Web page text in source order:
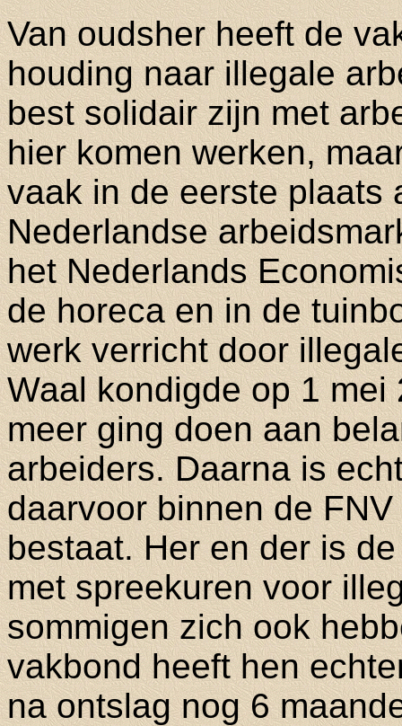
Van oudsher heeft de
houding naar illegale
best solidair zijn met
hier komen werken,
vaak in de eerste plaats
Nederlandse
het Nederlands
de horeca en in de
werk verricht door
Waal kondigde op 1
meer ging doen aan
arbeiders. Daarna is
daarvoor binnen de
bestaat. Her en der is
met spreekuren voor
sommigen zich ook
vakbond heeft hen
na ontslag nog 6